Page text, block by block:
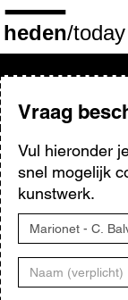
Overslaan
en
naar
inhoud
gaanVraag
Vul hieronder
snel mogelijk
kunstwerk.
Titel
kunstwerk
Naam